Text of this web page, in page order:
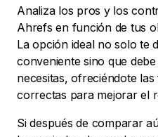
Analiza los pros y los
Ahrefs en función de tus
La opción ideal no solo te
conveniente sino que
necesitas, ofreciéndote
correctas para mejorar el
Si después de comparar